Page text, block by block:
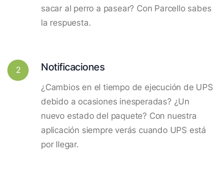
sacar al perro a pasear? Con Parcello sabes
la respuesta.
2 Notificaciones
¿Cambios en el tiempo de ejecución de UPS
debido a ocasiones inesperadas? ¿Un
nuevo estado del paquete? Con nuestra
aplicación siempre verás cuando UPS está
por llegar.